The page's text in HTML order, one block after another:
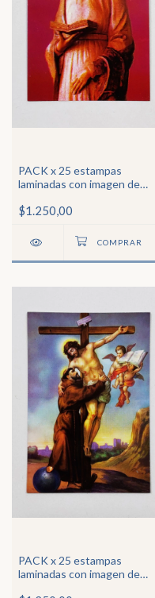
PACK x 25 estampas
laminadas con imagen de
$1.250,00
PACK x 25 estampas
laminadas con imagen de